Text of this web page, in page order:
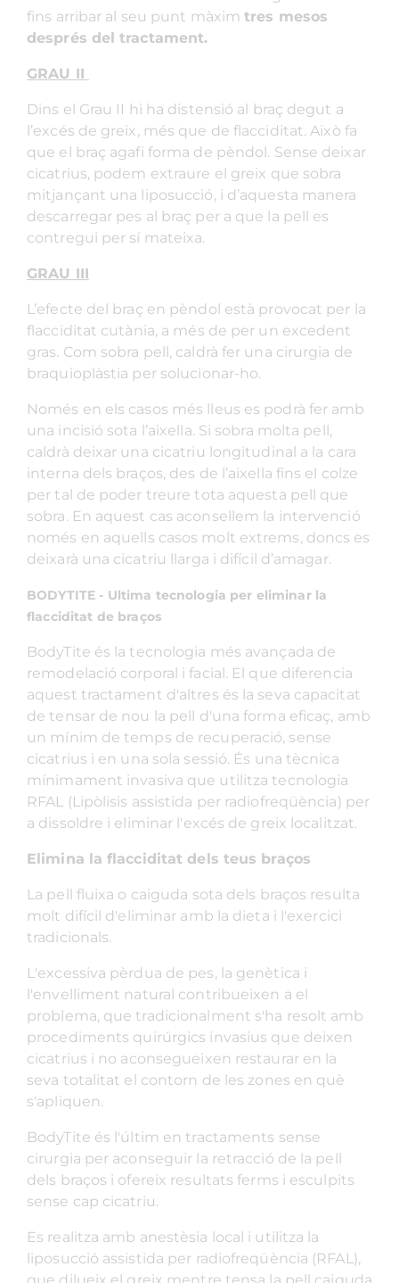
fins arribar al seu punt màximtres mesos
després del tractament.
GRAU II
Dins el Grau II hi ha distensió al braç degut a
l’excés de greix, més que de flacciditat. Això fa
que el braç agafi forma de pèndol. Sense deixar
cicatrius, podem extraure el greix que sobra
mitjançant una liposucció, i d’aquesta manera
descarregar pes al braç per a que la pell es
contregui per sí mateixa.
GRAU III
L’efecte del braç en pèndol està provocat per la
flacciditat cutània, a més de per un excedent
gras. Com sobra pell, caldrà fer una cirurgia de
braquioplàstia per solucionar-ho.
Només en els casos més lleus es podrà fer amb
una incisió sota l’aixella. Si sobra molta pell,
caldrà deixar una cicatriu longitudinal a la cara
interna dels braços, des de l’aixella fins el colze
per tal de poder treure tota aquesta pell que
sobra. En aquest cas aconsellem la intervenció
només en aquells casos molt extrems, doncs es
deixarà una cicatriu llarga i difícil d’amagar.
BODYTITE - Ultima tecnologia per eliminar la
flacciditat de braços
BodyTite és la tecnologia més avançada de
remodelació corporal i facial. El que diferencia
aquest tractament d'altres és la seva capacitat
de tensar de nou la pell d'una forma eficaç, amb
un mínim de temps de recuperació, sense
cicatrius i en una sola sessió. És una tècnica
mínimament invasiva que utilitza tecnologia
RFAL (Lipòlisis assistida per radiofreqüència) per
a dissoldre i eliminar l'excés de greix localitzat.
Elimina la flacciditat dels teus braços
La pell fluixa o caiguda sota dels braços resulta
molt difícil d'eliminar amb la dieta i l'exercici
tradicionals.
L'excessiva pèrdua de pes, la genètica i
l'envelliment natural contribueixen a el
problema, que tradicionalment s'ha resolt amb
procediments quirúrgics invasius que deixen
cicatrius i no aconsegueixen restaurar en la
seva totalitat el contorn de les zones en què
s'apliquen.
BodyTite és l'últim en tractaments sense
cirurgia per aconseguir la retracció de la pell
dels braços i ofereix resultats ferms i esculpits
sense cap cicatriu.
Es realitza amb anestèsia local i utilitza la
liposucció assistida per radiofreqüència (RFAL),